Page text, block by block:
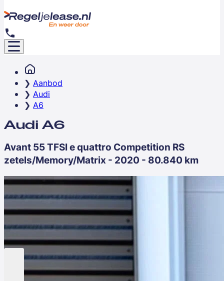
Aanbod
Audi
A6
Audi A6
Avant 55 TFSI e quattro Competition RS
zetels/Memory/Matrix - 2020 - 80.840 km